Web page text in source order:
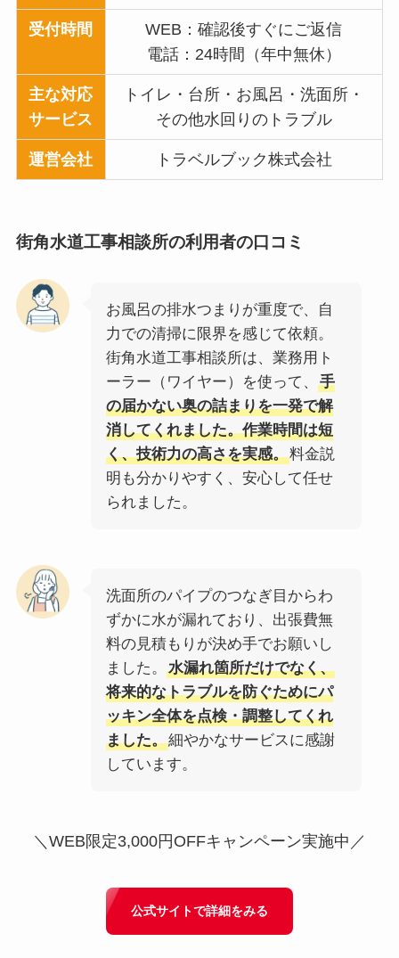
受付時間
WEB：確認後すぐにご返信
電話：24時間（年中無休）
主な対応
サービス
トイレ・台所・お風呂・洗面所・
その他水回りのトラブル
運営会社 トラベルブック株式会社
街角水道工事相談所の利用者の口コミ
お風呂の排水つまりが重度で、自
力での清掃に限界を感じて依頼。
街角水道工事相談所は、業務用ト
ーラー（ワイヤー）を使って、
手
の届かない奥の詰まりを一発で解
消してくれました。作業時間は短
く、技術力の高さを実感。料金説
明も分かりやすく、安心して任せ
られました。
洗面所のパイプのつなぎ目からわ
ずかに水が漏れており、出張費無
料の見積もりが決め手でお願いし
ました。
水漏れ箇所だけでなく、
将来的なトラブルを防ぐためにパ
ッキン全体を点検・調整してくれ
ました。細やかなサービスに感謝
しています。
＼WEB限定3,000円OFFキャンペーン実施中／
公式サイトで詳細をみる